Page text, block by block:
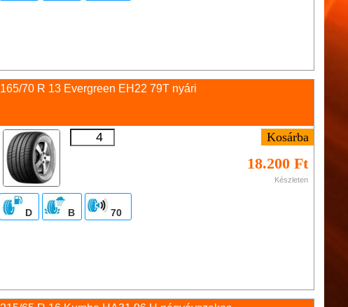
165/70 R 13 Evergreen EH22 79T nyári
18.200 Ft
Készleten
D B 70